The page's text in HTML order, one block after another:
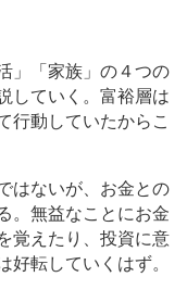
」「家族」の４つの
していく。富裕層は
行動していたからこ
はないが、お金との
。無益なことにお金
覚えたり、投資に意
転していくはず。